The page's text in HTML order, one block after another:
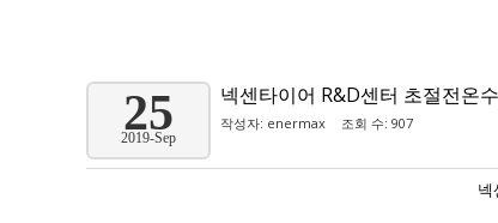
25
2019-Sep
넥센타이어 R&D센터 초절전온
작성자: enermax 조회 수: 907
넥